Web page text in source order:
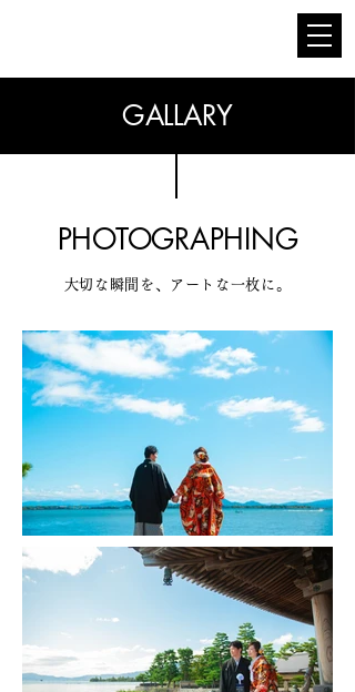
GALLARY
PHOTOGRAPHING
大切な瞬間を、アートな一枚に。